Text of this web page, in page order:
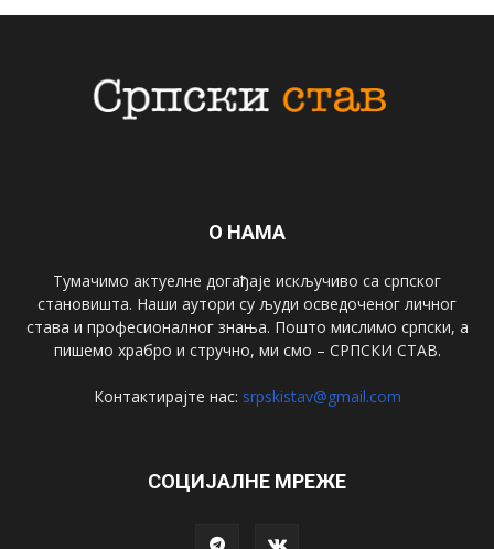
О НАМА
Тумачимо актуелне догађаје искључиво са српског
становишта. Наши аутори су људи осведоченог личног
става и професионалног знања. Пошто мислимо српски, а
пишемо храбро и стручно, ми смо – СРПСКИ СТАВ.
Контактирајте нас: srpskistav@gmail.com
СОЦИЈАЛНЕ МРЕЖЕ